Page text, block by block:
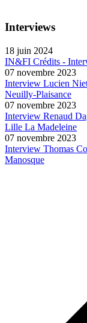
Interviews
18 juin 2024
IN&FI Crédits -
07 novembre 2023
Interview Lucien
Neuilly-Plaisance
07 novembre 2023
Interview Renaud
Lille La Madeleine
07 novembre 2023
Interview Thomas
Manosque